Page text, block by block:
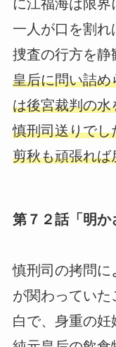
に江福海は限
一人が口を割れ
捜査の行方を
皇后に問い詰め
は後宮裁判の水
慎刑司送りでし
剪秋も頑張れ
第７２話「明か
慎刑司の拷問に
が関わっていた
白で、身重の妊